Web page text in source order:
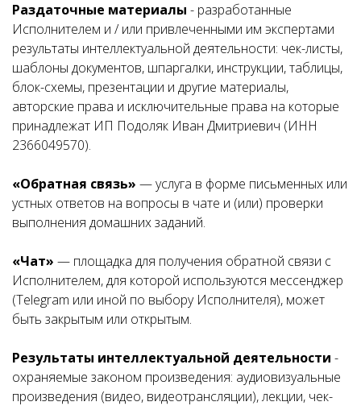
Раздаточные материалы - разработанные
Исполнителем и / или привлеченными им экспертами
результаты интеллектуальной деятельности: чек-листы,
шаблоны документов, шпаргалки, инструкции, таблицы,
блок-схемы, презентации и другие материалы,
авторские права и исключительные права на которые
принадлежат ИП Подоляк Иван Дмитриевич (ИНН
2366049570).
«Обратная связь» — услуга в форме письменных или
устных ответов на вопросы в чате и (или) проверки
выполнения домашних заданий.
«Чат» — площадка для получения обратной связи с
Исполнителем, для которой используются мессенджер
(Telegram или иной по выбору Исполнителя), может
быть закрытым или открытым.
Результаты интеллектуальной деятельности -
охраняемые законом произведения: аудиовизуальные
произведения (видео, видеотрансляции), лекции, чек-